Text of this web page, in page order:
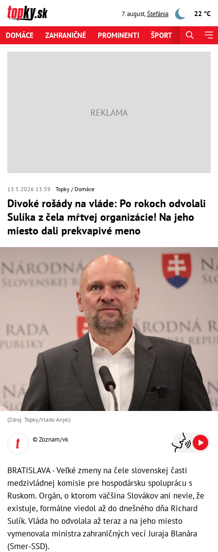
7. august,Štefánia 22 °C
DOMÁCE ZAHRANIČNÉ PROMINENTI ŠPORT
13.5.2026 13:59 Topky Domáce
Divoké rošády na vláde: Po rokoch odvolali
Sulíka z čela mŕtvej organizácie! Na jeho
miesto dali prekvapivé meno
(Zdroj: Topky/Vlado Anjel)
© Zoznam/vk
BRATISLAVA - Veľké zmeny na čele slovenskej časti
medzivládnej komisie pre hospodársku spoluprácu s
Ruskom. Orgán, o ktorom väčšina Slovákov ani nevie, že
existuje, formálne viedol až do dnešného dňa Richard
Sulík. Vláda ho odvolala až teraz a na jeho miesto
vymenovala ministra zahraničných vecí Juraja Blanára
(Smer-SSD).